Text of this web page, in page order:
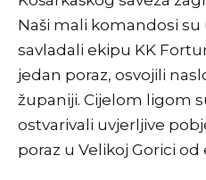
Naši mali komandosi
savladali ekipu KK
jedan poraz, osvojili
županiji. Cijelom ligom
ostvarivali uvjerljive
poraz u Velikoj Gorici od